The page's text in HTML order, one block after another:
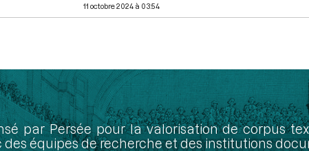
11 octobre 2024 à 03:54
par Persée pour la valorisation de corpus
équipes de recherche et des institutions